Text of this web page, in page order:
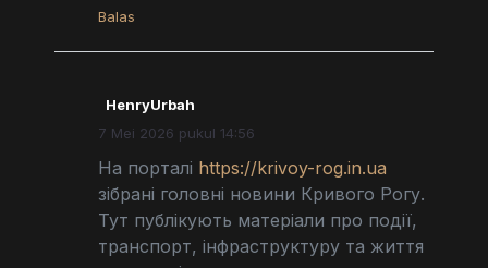
Balas
HenryUrbah
7 Mei 2026 pukul 14:56
На порталі https://krivoy-rog.in.ua
зібрані головні новини Кривого Рогу.
Тут публікують матеріали про події,
транспорт, інфраструктуру та життя